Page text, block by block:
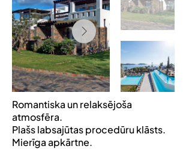
Romantiska un relaksējoša
atmosfēra.
Plašs labsajūtas procedūru klāsts.
Mierīga apkārtne.